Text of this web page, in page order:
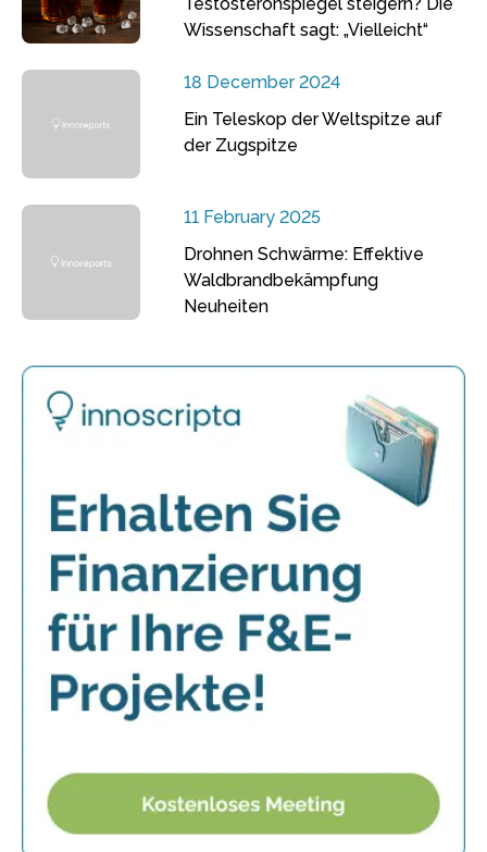
Wissenschaft sagt: „Vielleicht“
18 December 2024
Ein Teleskop der Weltspitze auf
der Zugspitze
11 February 2025
Drohnen Schwärme: Effektive
Waldbrandbekämpfung
Neuheiten